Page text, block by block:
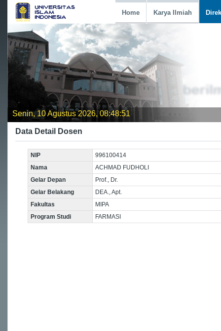
Home Karya Ilmiah
Senin, 10 Agustus 2026, 08:48:52
Data Detail Dosen
NIP
996100414
Nama
ACHMAD FUDHOLI
Gelar Depan
Prof., Dr.
Gelar Belakang
DEA., Apt.
Fakultas
MIPA
Program Studi
FARMASI